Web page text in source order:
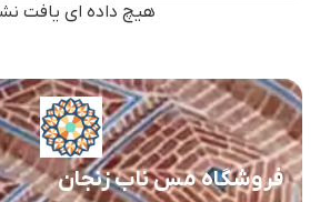
هیچ داده ای یافت
فروشگاه مس ناب زنجان